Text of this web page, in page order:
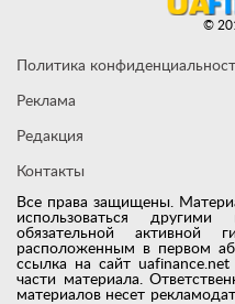
Все права защищены.
использоваться другими
обязательной активной
расположенным в первом
ссылка на сайт
части материала.
материалов несет
Политика
Реклама
Редакция
Контакты
©